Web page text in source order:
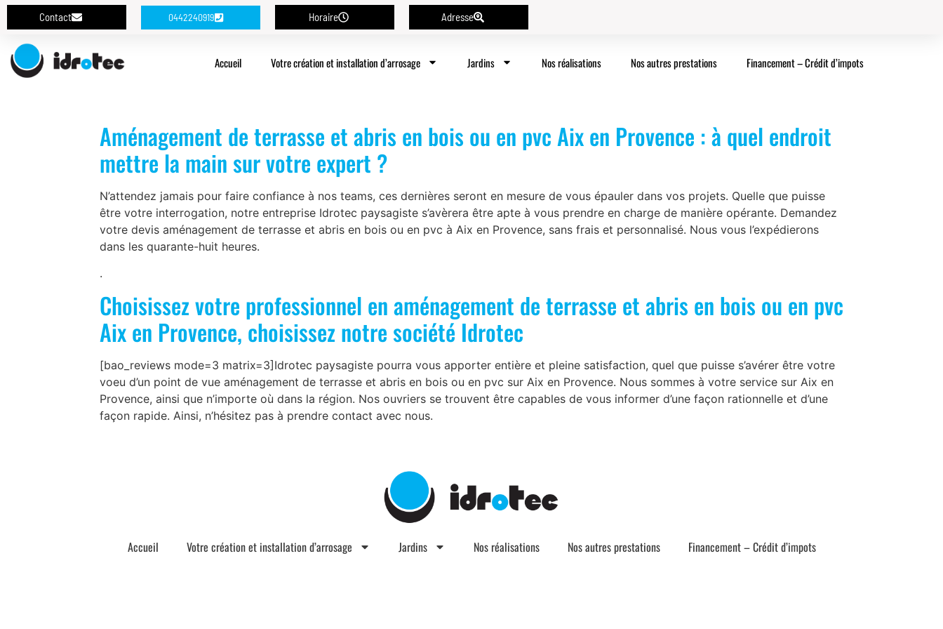
Contact 0442240919 Horaire Adresse
Accueil Votre création et installation d’arrosage Jardins Nos réalisations Nos autres prestations Financement – Crédit d’impots
Aménagement de terrasse et abris en bois ou en pvc Aix en Provence : à quel endroit
mettre la main sur votre expert ?
N’attendez jamais pour faire confiance à nos teams, ces dernières seront en mesure de vous épauler dans vos projets. Quelle que puisse
être votre interrogation, notre entreprise Idrotec paysagiste s’avèrera être apte à vous prendre en charge de manière opérante. Demandez
votre devis aménagement de terrasse et abris en bois ou en pvc à Aix en Provence, sans frais et personnalisé. Nous vous l’expédierons
dans les quarante-huit heures.
.
Choisissez votre professionnel en aménagement de terrasse et abris en bois ou en pvc
Aix en Provence, choisissez notre société Idrotec
[bao_reviews mode=3 matrix=3]Idrotec paysagiste pourra vous apporter entière et pleine satisfaction, quel que puisse s’avérer être votre
voeu d’un point de vue aménagement de terrasse et abris en bois ou en pvc sur Aix en Provence. Nous sommes à votre service sur Aix en
Provence, ainsi que n’importe où dans la région. Nos ouvriers se trouvent être capables de vous informer d’une façon rationnelle et d’une
façon rapide. Ainsi, n’hésitez pas à prendre contact avec nous.
Accueil Votre création et installation d’arrosage Jardins Nos réalisations Nos autres prestations Financement – Crédit d’impots